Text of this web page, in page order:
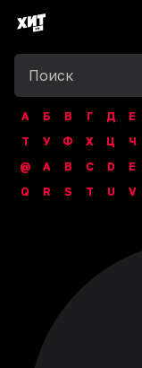
А Б В Г Д Е
Т
У Ф Х Ц Ч
@
A B C D E
Q
R S T U V